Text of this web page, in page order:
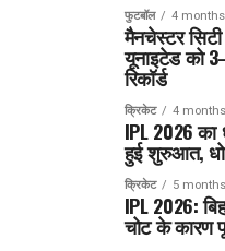
फुटबॉल 4
मैनचेस्टर
यूनाइटेड को
रिकॉर्ड
क्रिकेट 4
IPL 2026 का
हुई शुरुआत,
क्रिकेट 5
IPL 2026:
चोट के कारण